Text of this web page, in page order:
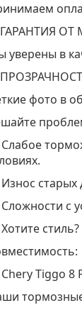
ГАРАНТИЯ ОТ
уверены в
фото в
Слабое
Износ
Сложности с
Хотите
Chery Tiggo 8
тормозные